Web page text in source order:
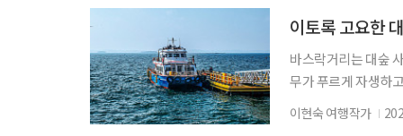
이토록 고요한
바스락거리는 대숲
무가 푸르게 자생하
숲과 바다, 둘레길
수만과 맞닿은 충
이현숙 여행작가